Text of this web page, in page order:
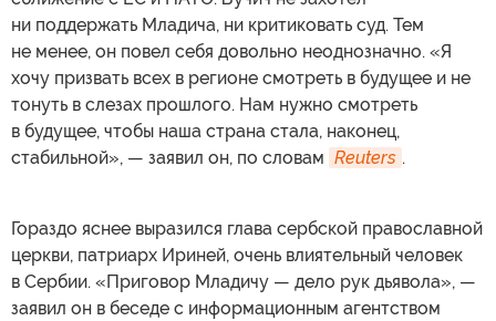
ни поддержать Младича, ни критиковать суд. Тем
не менее, он повел себя довольно неоднозначно. «Я
хочу призвать всех в регионе смотреть в будущее и не
тонуть в слезах прошлого. Нам нужно смотреть
в будущее, чтобы наша страна стала, наконец,
стабильной», — заявил он, по словам Reuters .
Гораздо яснее выразился глава сербской православной
церкви, патриарх Ириней, очень влиятельный человек
в Сербии. «Приговор Младичу — дело рук дьявола», —
заявил он в беседе с информационным агентством